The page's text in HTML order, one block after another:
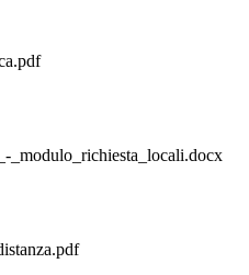
_modulo_richiesta_locali.docx